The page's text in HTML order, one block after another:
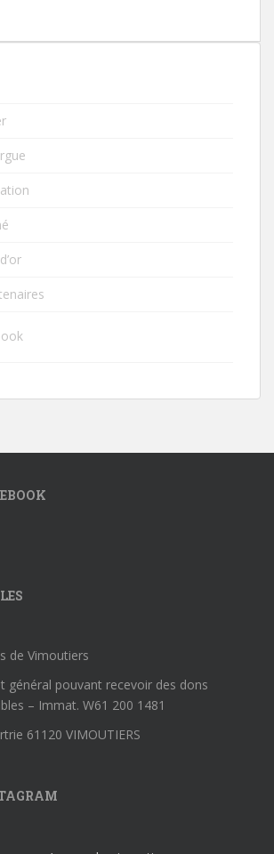
de Vimoutiers
général pouvant recevoir des dons
– Immat. W61 200 1481
61120 VIMOUTIERS